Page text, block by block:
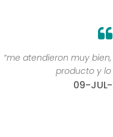
“me atendieron muy
producto y lo
09-JUL-